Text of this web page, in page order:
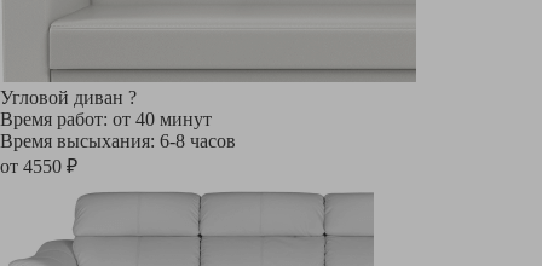
Угловой диван ?
Время работ: от 40 минут
Время высыхания: 6-8 часов
от 4550 ₽